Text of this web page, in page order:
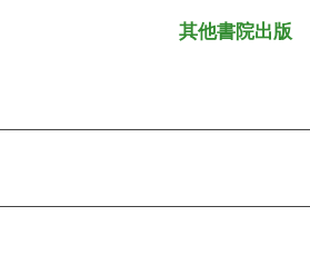
其他書院出版